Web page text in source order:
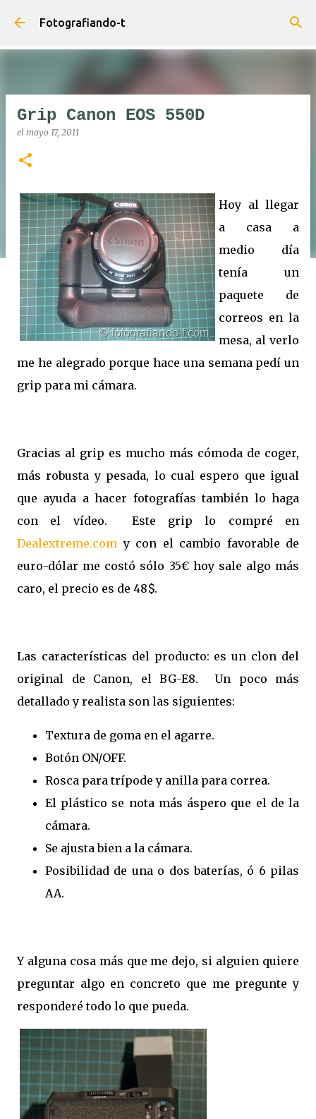
Ir al contenido principal
Fotografiando-t
Grip Canon EOS 550D
el mayo 17, 2011
Hoy al llegar
a casa a
medio día
tenía un
paquete de
correos en la
mesa, al verlo
me he alegrado porque hace una semana pedí un
grip para mi cámara.
Gracias al grip es mucho más cómoda de coger,
más robusta y pesada, lo cual espero que igual
que ayuda a hacer fotografías también lo haga
con el vídeo. Este grip lo compré en
Dealextreme.com y con el cambio favorable de
euro-dólar me costó sólo 35€ hoy sale algo más
caro, el precio es de 48$.
Las características del producto: es un clon del
original de Canon, el BG-E8. Un poco más
detallado y realista son las siguientes:
Textura de goma en el agarre.
Botón ON/OFF.
Rosca para trípode y anilla para correa.
El plástico se nota más áspero que el de la
cámara.
Se ajusta bien a la cámara.
Posibilidad de una o dos baterías, ó 6 pilas
AA.
Y alguna cosa más que me dejo, si alguien quiere
preguntar algo en concreto que me pregunte y
responderé todo lo que pueda.